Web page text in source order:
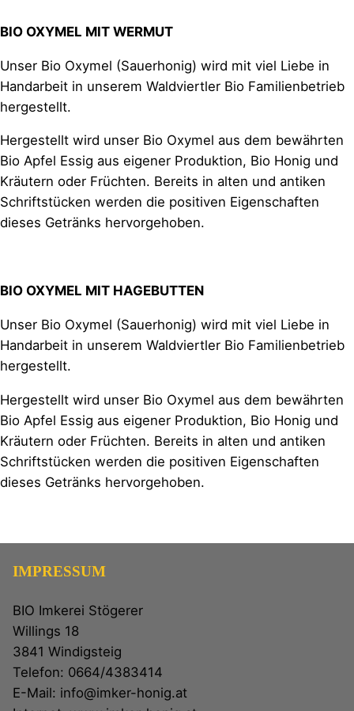
BIO OXYMEL MIT WERMUT
Unser Bio Oxymel (Sauerhonig) wird mit viel Liebe in
Handarbeit in unserem Waldviertler Bio Familienbetrieb
hergestellt.
Hergestellt wird unser Bio Oxymel aus dem bewährten
Bio Apfel Essig aus eigener Produktion, Bio Honig und
Kräutern oder Früchten. Bereits in alten und antiken
Schriftstücken werden die positiven Eigenschaften
dieses Getränks hervorgehoben.
BIO OXYMEL MIT HAGEBUTTEN
Unser Bio Oxymel (Sauerhonig) wird mit viel Liebe in
Handarbeit in unserem Waldviertler Bio Familienbetrieb
hergestellt.
Hergestellt wird unser Bio Oxymel aus dem bewährten
Bio Apfel Essig aus eigener Produktion, Bio Honig und
Kräutern oder Früchten. Bereits in alten und antiken
Schriftstücken werden die positiven Eigenschaften
dieses Getränks hervorgehoben.
IMPRESSUM
BIO Imkerei Stögerer
Willings 18
3841 Windigsteig
Telefon: 0664/4383414
E-Mail: info@imker-honig.at